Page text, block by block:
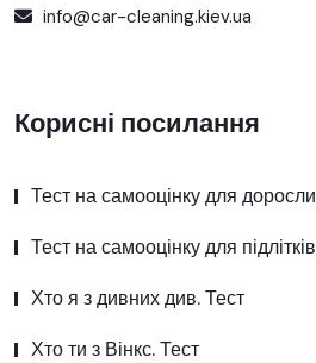
info@car-cleaning.kiev.ua
Корисні посилання
Тест на самооцінку для
Тест на самооцінку для підлітків
Хто я з дивних див. Тест
Хто ти з Вінкс. Тест